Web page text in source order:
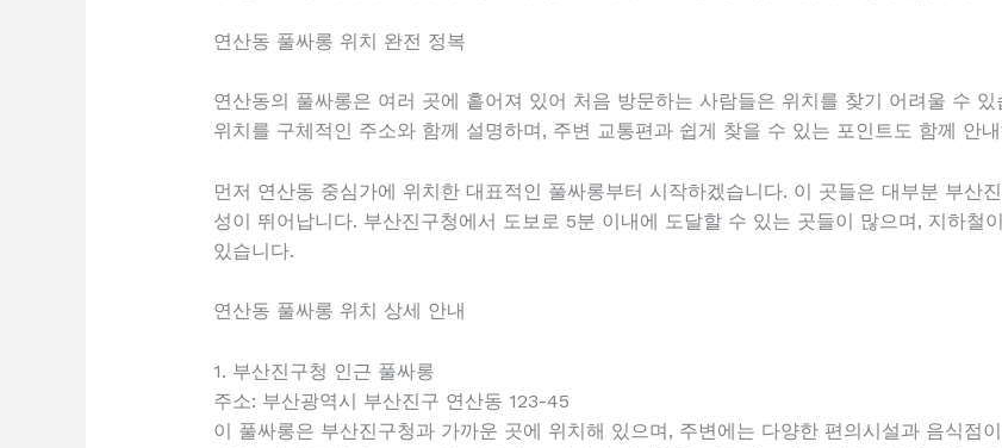
연산동 풀싸롱 위치 완전 정복
연산동의 풀싸롱은 여러 곳에 흩어져 있어 처음 방문하는 사람들은 위치를 찾기 어려울 수
위치를 구체적인 주소와 함께 설명하며, 주변 교통편과 쉽게 찾을 수 있는 포인트도 함께 안
먼저 연산동 중심가에 위치한 대표적인 풀싸롱부터 시작하겠습니다. 이 곳들은 대부분 부산
성이 뛰어납니다. 부산진구청에서 도보로 5분 이내에 도달할 수 있는 곳들이 많으며, 지하철
있습니다.
연산동 풀싸롱 위치 상세 안내
1. 부산진구청 인근 풀싸롱
주소: 부산광역시 부산진구 연산동 123-45
이 풀싸롱은 부산진구청과 가까운 곳에 위치해 있으며, 주변에는 다양한 편의시설과 음식점